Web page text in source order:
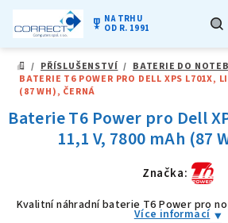
obsah
military_tech NA TRHU
OD R. 1991
DOMŮ
/ PŘÍSLUŠENSTVÍ / BATERIE DO
BATERIE T6 POWER PRO DELL XPS L701X,
(87 WH), ČERNÁ
Baterie T6 Power pro Dell
11,1 V, 7800 mAh (87
Značka:
Kvalitní náhradní baterie T6 Power pro
Více informací